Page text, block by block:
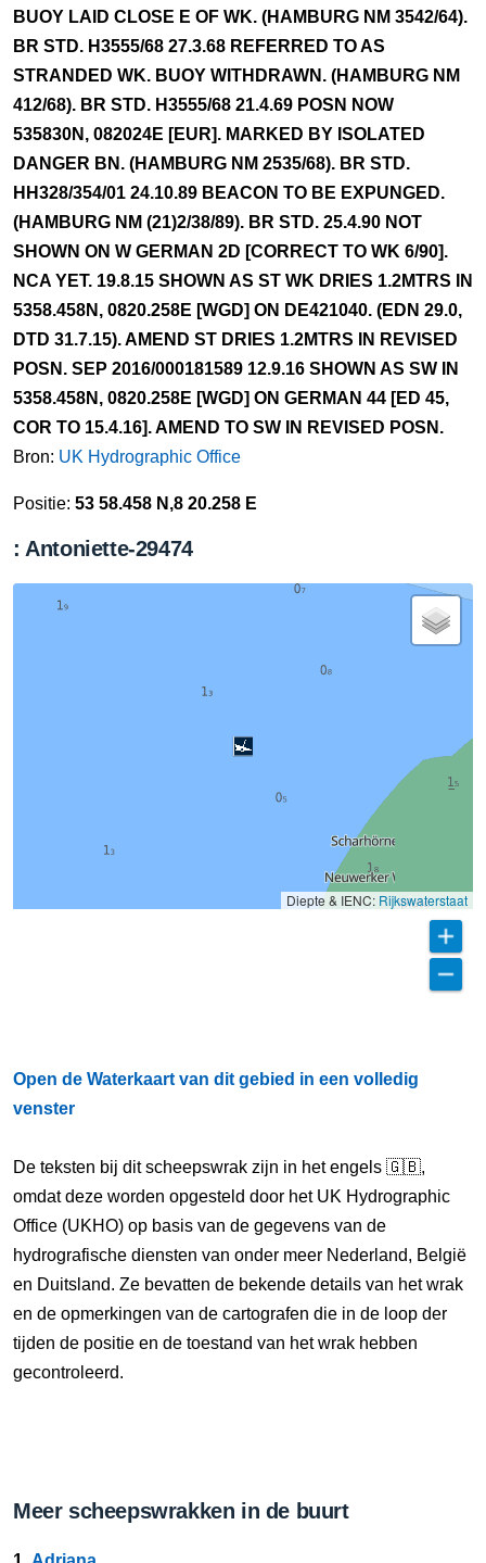
BUOY LAID CLOSE E OF WK. (HAMBURG NM 3542/64).
BR STD. H3555/68 27.3.68 REFERRED TO AS
STRANDED WK. BUOY WITHDRAWN. (HAMBURG NM
412/68). BR STD. H3555/68 21.4.69 POSN NOW
535830N, 082024E [EUR]. MARKED BY ISOLATED
DANGER BN. (HAMBURG NM 2535/68). BR STD.
HH328/354/01 24.10.89 BEACON TO BE EXPUNGED.
(HAMBURG NM (21)2/38/89). BR STD. 25.4.90 NOT
SHOWN ON W GERMAN 2D [CORRECT TO WK 6/90].
NCA YET. 19.8.15 SHOWN AS ST WK DRIES 1.2MTRS IN
5358.458N, 0820.258E [WGD] ON DE421040. (EDN 29.0,
DTD 31.7.15). AMEND ST DRIES 1.2MTRS IN REVISED
POSN. SEP 2016/000181589 12.9.16 SHOWN AS SW IN
5358.458N, 0820.258E [WGD] ON GERMAN 44 [ED 45,
COR TO 15.4.16]. AMEND TO SW IN REVISED POSN.
Bron: UK Hydrographic Office
Positie: 53 58.458 N,8 20.258 E
: Antoniette-29474
Diepte & IENC: Rijkswaterstaat
Open de Waterkaart van dit gebied in een volledig
venster
De teksten bij dit scheepswrak zijn in het engels 🇬🇧,
omdat deze worden opgesteld door het UK Hydrographic
Office (UKHO) op basis van de gegevens van de
hydrografische diensten van onder meer Nederland, België
en Duitsland. Ze bevatten de bekende details van het wrak
en de opmerkingen van de cartografen die in de loop der
tijden de positie en de toestand van het wrak hebben
gecontroleerd.
Meer scheepswrakken in de buurt